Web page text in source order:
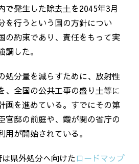
で発生した除去土を2045年3月
を行うという国の方針につい
の約束であり、責任をもって実
した。
処分量を減らすために、放射性
、全国の公共工事の盛り土等に
画を進めている。すでにその第
官邸の前庭や、霞が関の省庁の
が開始されている。
県外処分へ向けたロードマップ